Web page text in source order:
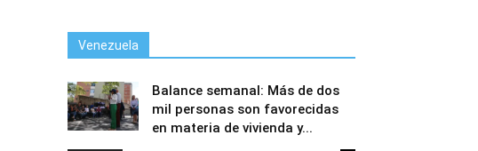
Venezuela
Balance semanal: Más de dos
mil personas son favorecidas
en materia de vivienda y...